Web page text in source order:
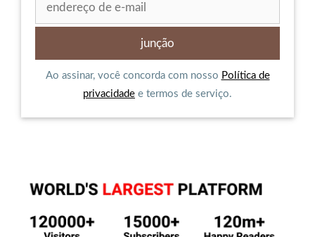
Ao assinar, você concorda com nosso Política de
privacidade e termos de serviço.